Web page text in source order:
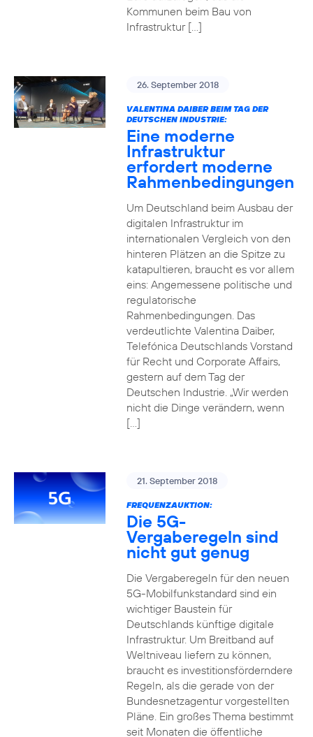
Kommunen beim Bau von
Infrastruktur […]
26. September 2018
VALENTINA DAIBER BEIM TAG DER
DEUTSCHEN INDUSTRIE:
Eine moderne
Infrastruktur
erfordert moderne
Rahmenbedingungen
Um Deutschland beim Ausbau der
digitalen Infrastruktur im
internationalen Vergleich von den
hinteren Plätzen an die Spitze zu
katapultieren, braucht es vor allem
eins: Angemessene politische und
regulatorische
Rahmenbedingungen. Das
verdeutlichte Valentina Daiber,
Telefónica Deutschlands Vorstand
für Recht und Corporate Affairs,
gestern auf dem Tag der
Deutschen Industrie. „Wir werden
nicht die Dinge verändern, wenn
[…]
21. September 2018
FREQUENZAUKTION:
Die 5G-
Vergaberegeln sind
nicht gut genug
Die Vergaberegeln für den neuen
5G-Mobilfunkstandard sind ein
wichtiger Baustein für
Deutschlands künftige digitale
Infrastruktur. Um Breitband auf
Weltniveau liefern zu können,
braucht es investitionsförderndere
Regeln, als die gerade von der
Bundesnetzagentur vorgestellten
Pläne. Ein großes Thema bestimmt
seit Monaten die öffentliche